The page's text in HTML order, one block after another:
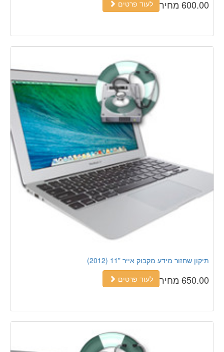
לעוד פרטים 600.00 מחיר
תיקון שחזור מידע מקבוק אייר "11 (2012)
לעוד פרטים
650.00 מחיר